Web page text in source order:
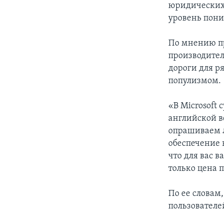
уровень
По мнению
дороги для
популизмом.
«В Microsoft
английской
опрашиваем
обеспечение
что для вас
только цена
По ее